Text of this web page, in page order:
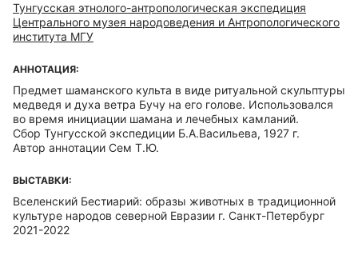
Тунгусская этнолого-антропологическая экспедиция
Центрального музея народоведения и Антропологического
института МГУ
АННОТАЦИЯ:
Предмет шаманского культа в виде ритуальной скульптуры
медведя и духа ветра Бучу на его голове. Использовался
во время инициации шамана и лечебных камланий.
Сбор Тунгусской экспедиции Б.А.Васильева, 1927 г.
Автор аннотации Сем Т.Ю.
ВЫСТАВКИ:
Вселенский Бестиарий: образы животных в традиционной
культуре народов северной Евразии г. Санкт-Петербург
2021-2022